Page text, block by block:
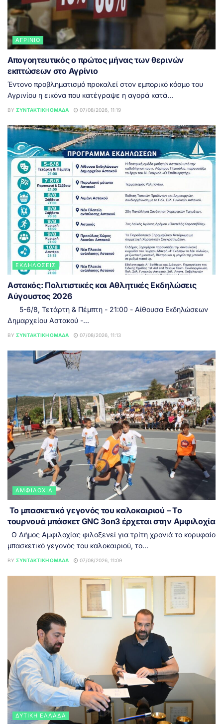
ΑΓΡΊΝΙΟ
Απογοητευτικός ο πρώτος μήνας των θερινών
εκπτώσεων στο Αγρίνιο
Έντονο προβληματισμό προκαλεί στον εμπορικό κόσμο του
Αγρινίου η εικόνα που κατέγραψε η αγορά κατά...
BY ΣΥΝΤΑΚΤΙΚΉ ΟΜΆΔΑ 07/08/2026, 11:19
ΕΚΔΗΛΏΣΕΙΣ
Αστακός: Πολιτιστικές και Αθλητικές Εκδηλώσεις
Αύγουστος 2026
5-6/8, Τετάρτη & Πέμπτη - 21:00 - Αίθουσα Εκδηλώσεων
Δημαρχείου Αστακού -...
BY ΣΥΝΤΑΚΤΙΚΉ ΟΜΆΔΑ 07/08/2026, 11:13
ΑΜΦΙΛΟΧΊΑ
Το μπασκετικό γεγονός του καλοκαιριού – Το
τουρνουά μπάσκετ GNC 3on3 έρχεται στην Αμφιλοχία
Ο Δήμος Αμφιλοχίας φιλοξενεί για τρίτη χρονιά το κορυφαίο
μπασκετικό γεγονός του καλοκαιριού, το...
BY ΣΥΝΤΑΚΤΙΚΉ ΟΜΆΔΑ 07/08/2026, 11:09
ΔΥΤΙΚΉ ΕΛΛΆΔΑ